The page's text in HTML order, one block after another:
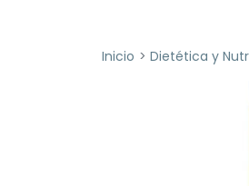
Inicio Dietética y